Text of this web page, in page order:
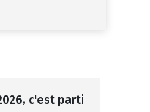
c'est parti